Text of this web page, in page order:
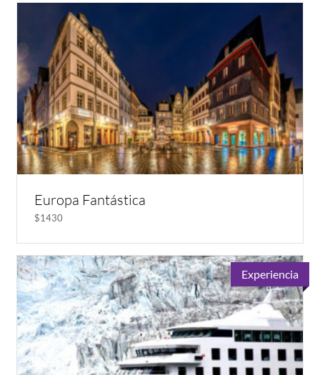
Europa Fantástica
$1430
Experiencia